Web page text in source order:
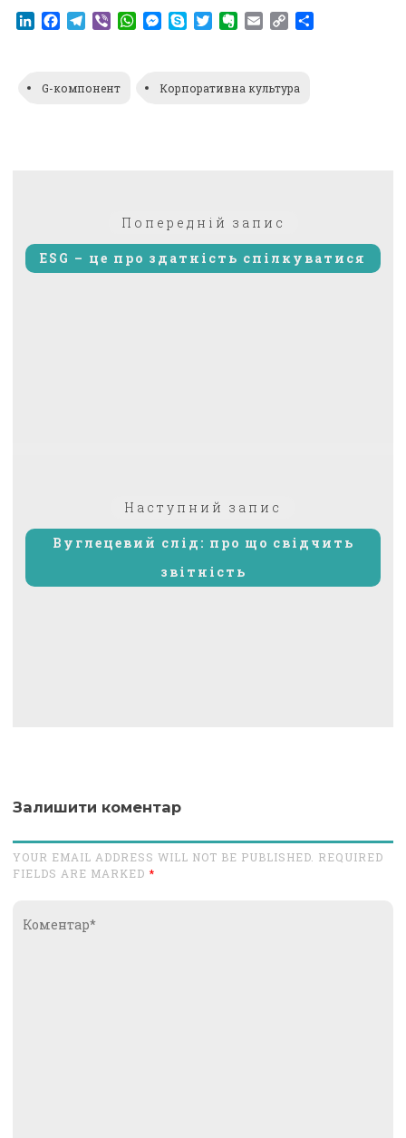
LinkedIn
Facebook
Telegram
ViberWhatsApp
Messenger
SkypeTwitterEvernote
EmailCopy
G-компонент Корпоративна культура
Попередній запис
ESG – це про здатність спілкуватися
Наступний запис
запис:
Вуглецевий слід: про що свідчить
звітність
Залишити коментар
YOUR EMAIL ADDRESS WILL NOT BE PUBLISHED. REQUIRED
FIELDS ARE MARKED *